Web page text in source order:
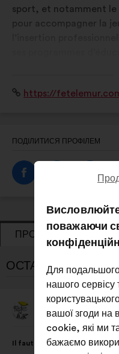
sport, et notamment le
pour accompagner la
promotion des
orientation et insertion
Вебсайт:
https://
ПОДІЛИТИСЯ ПРОФІЛЕМ
ПРОПОЗИЦІЇ
ОСТАННІ ПРОПОЗИЦІЇ
ПропозиціяFête Le Mur
пропозиції:
Il faut donner aux
розподілом:
поважаючи
Для
нашого
вашої згоди на
cookie, які ми
бажаємо